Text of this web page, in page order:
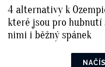
4 alternativy k
které jsou pro hubnutí
nimi i běžný spánek